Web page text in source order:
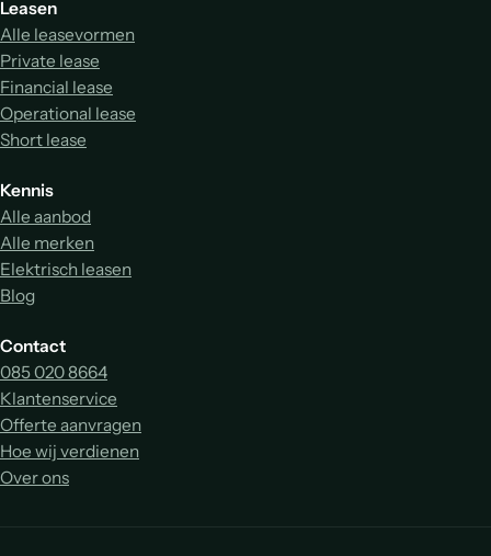
Leasen
Alle leasevormen
Private lease
Financial lease
Operational lease
Short lease
Kennis
Alle aanbod
Alle merken
Elektrisch leasen
Blog
Contact
085 020 8664
Klantenservice
Offerte aanvragen
Hoe wij verdienen
Over ons